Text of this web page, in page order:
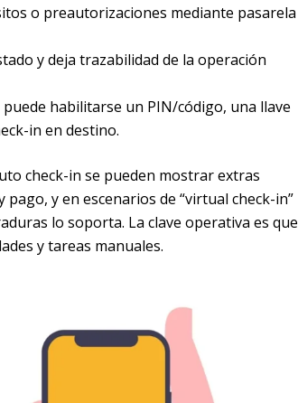
o preautorizaciones mediante pasarela
y deja trazabilidad de la operación
habilitarse un PIN/código, una llave
in en destino.
check-in se pueden mostrar extras
y en escenarios de “virtual check-in”
lo soporta. La clave operativa es que
y tareas manuales.